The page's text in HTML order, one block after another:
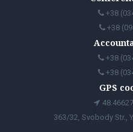
+38
+38
+38
+38
GPS
363/32, Svobody Str.,